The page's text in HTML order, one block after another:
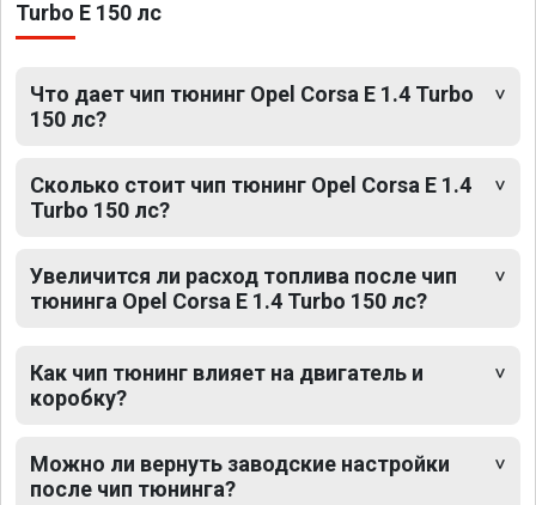
Turbo E 150 лс
Что дает чип тюнинг Opel Corsa E 1.4 Turbo
150 лс?
Сколько стоит чип тюнинг Opel Corsa E 1.4
Turbo 150 лс?
Увеличится ли расход топлива после чип
тюнинга Opel Corsa E 1.4 Turbo 150 лс?
Как чип тюнинг влияет на двигатель и
коробку?
Можно ли вернуть заводские настройки
после чип тюнинга?